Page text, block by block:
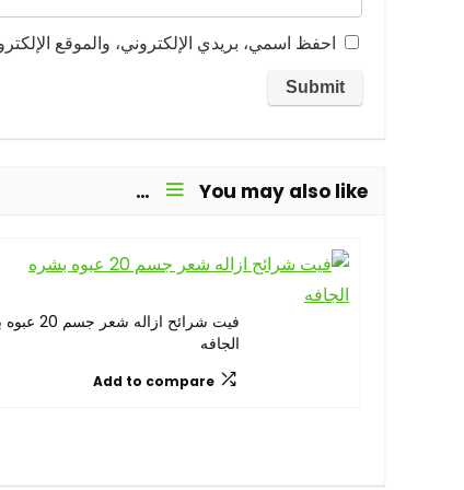
احفظ اسمي، بريدي الإلكتروني، والموقع
You may also like…
فيت شرائح ازاله
الجافه
Add to compare